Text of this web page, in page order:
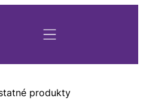
produkty